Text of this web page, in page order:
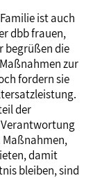
ist auch
dbb frauen,
begrüßen die
zur
fordern sie
der
damit
bleiben, sind